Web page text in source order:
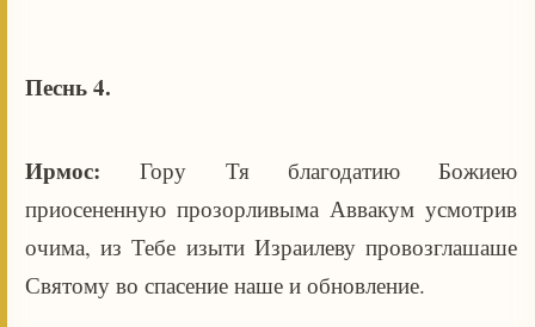
Песнь 4.
Ирмос:Гору Тя благодатию Божиею
приосененную прозорливыма Аввакум усмотрив
очима, из Тебе изыти Израилеву провозглашаше
Святому во спасение наше и обновление.